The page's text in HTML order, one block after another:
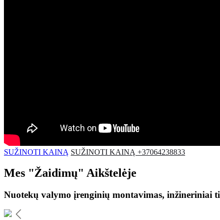
SUŽINOTI KAINĄ SUŽINOTI KAINĄ +37064238833
Mes "Žaidimų" Aikštelėje
Nuotekų valymo įrenginių montavimas, inžineriniai